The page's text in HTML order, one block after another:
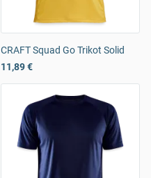
CRAFT Squad Go Trikot Solid
11,89 €